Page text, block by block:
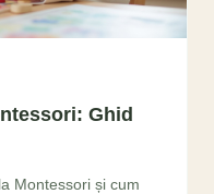
Ghid
Montessori și cum